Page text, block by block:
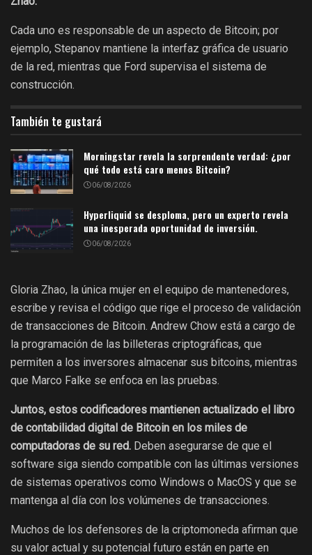
Cada uno es responsable de un aspecto de Bitcoin; por
ejemplo, Stepanov mantiene la interfaz gráfica de usuario
de la red, mientras que Ford supervisa el sistema de
construcción.
También te gustará
Morningstar revela la sorprendente verdad: ¿por
qué todo está caro menos Bitcoin?
06/08/2026
Hyperliquid se desploma, pero un experto revela
una inesperada oportunidad de inversión.
06/08/2026
Gloria Zhao, la única mujer en el equipo de mantenedores,
escribe y revisa el código que rige el proceso de validación
de transacciones de Bitcoin. Andrew Chow está a cargo de
la programación de las billeteras criptográficas, que
permiten a los inversores almacenar sus bitcoins, mientras
que Marco Falke se enfoca en las pruebas.
Juntos, estos codificadores mantienen actualizado el libro
de contabilidad digital de Bitcoin en los miles de
computadoras de su red. Deben asegurarse de que el
software siga siendo compatible con las últimas versiones
de sistemas operativos como Windows o MacOS y que se
mantenga al día con los volúmenes de transacciones.
Muchos de los defensores de la criptomoneda afirman que
su valor actual y su potencial futuro están en parte en